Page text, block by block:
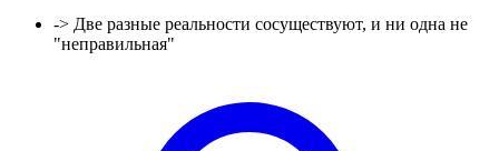
-> Две разные реальности сосуществуют, и ни одна не
"неправильная"